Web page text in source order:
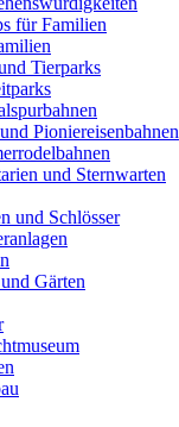
für Familien
Tierparks
Pioniereisenbahnen
und Sternwarten
und Schlösser
Gärten